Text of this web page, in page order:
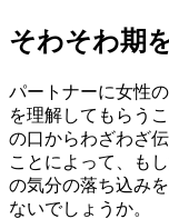
そわそわ期
パートナーに女性
を理解してもらう
の口からわざわざ
ことによって、も
の気分の落ち込み
ないでしょうか。